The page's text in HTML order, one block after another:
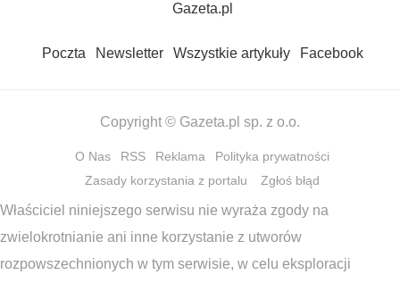
Gazeta.pl
Poczta Newsletter Wszystkie artykuły Facebook
Copyright © Gazeta.pl sp. z o.o.
O Nas RSS Reklama
Polityka prywatności
Zasady korzystania z portalu
Zgłoś błąd
Właściciel niniejszego serwisu nie wyraża zgody na
zwielokrotnianie ani inne korzystanie z utworów
rozpowszechnionych w tym serwisie, w celu eksploracji